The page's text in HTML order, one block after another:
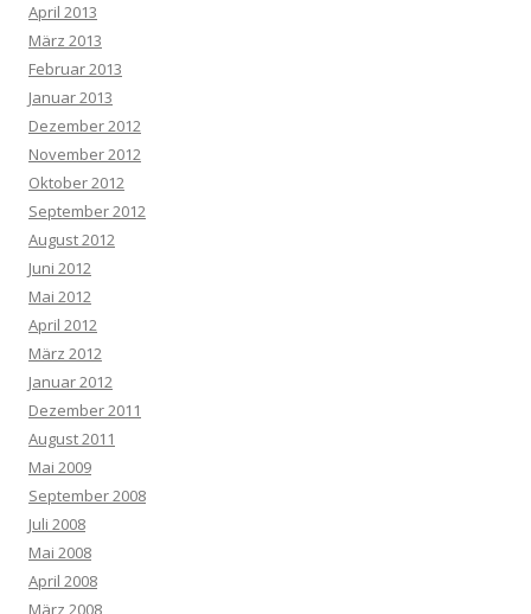
April 2013
März 2013
Februar 2013
Januar 2013
Dezember 2012
November 2012
Oktober 2012
September 2012
August 2012
Juni 2012
Mai 2012
April 2012
März 2012
Januar 2012
Dezember 2011
August 2011
Mai 2009
September 2008
Juli 2008
Mai 2008
April 2008
März 2008